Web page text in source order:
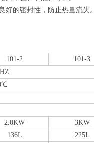
的密封性，防止热量流失。
101-2
101-3
2.0KW
3KW
136L
225L